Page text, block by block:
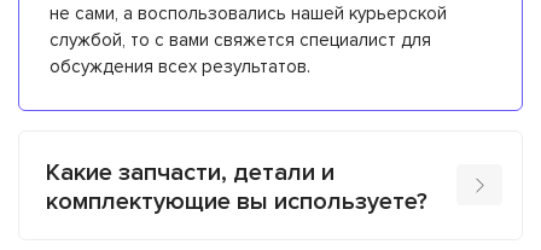
не сами, а воспользовались нашей курьерской
службой, то с вами свяжется специалист для
обсуждения всех результатов.
Какие запчасти, детали и
комплектующие вы используете?